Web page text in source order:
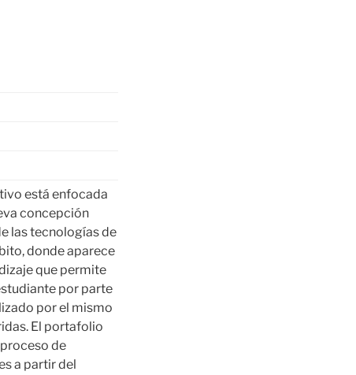
está enfocada
concepción
las tecnologías de
donde aparece
que permite
por parte
por el mismo
El portafolio
de
a partir del